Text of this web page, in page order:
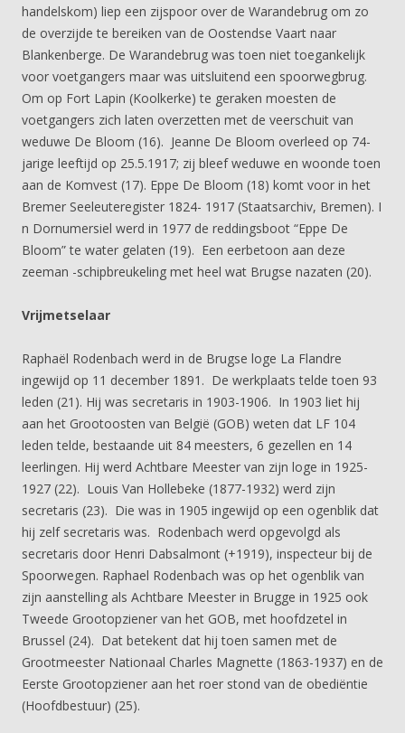
handelskom) liep een zijspoor over de Warandebrug om zo
de overzijde te bereiken van de Oostendse Vaart naar
Blankenberge. De Warandebrug was toen niet toegankelijk
voor voetgangers maar was uitsluitend een spoorwegbrug.
Om op Fort Lapin (Koolkerke) te geraken moesten de
voetgangers zich laten overzetten met de veerschuit van
weduwe De Bloom (16). Jeanne De Bloom overleed op 74-
jarige leeftijd op 25.5.1917; zij bleef weduwe en woonde toen
aan de Komvest (17). Eppe De Bloom (18) komt voor in het
Bremer Seeleuteregister 1824- 1917 (Staatsarchiv, Bremen). I
n Dornumersiel werd in 1977 de reddingsboot “Eppe De
Bloom” te water gelaten (19). Een eerbetoon aan deze
zeeman -schipbreukeling met heel wat Brugse nazaten (20).
Vrijmetselaar
Raphaël Rodenbach werd in de Brugse loge La Flandre
ingewijd op 11 december 1891. De werkplaats telde toen 93
leden (21). Hij was secretaris in 1903-1906. In 1903 liet hij
aan het Grootoosten van België (GOB) weten dat LF 104
leden telde, bestaande uit 84 meesters, 6 gezellen en 14
leerlingen. Hij werd Achtbare Meester van zijn loge in 1925-
1927 (22). Louis Van Hollebeke (1877-1932) werd zijn
secretaris (23). Die was in 1905 ingewijd op een ogenblik dat
hij zelf secretaris was. Rodenbach werd opgevolgd als
secretaris door Henri Dabsalmont (+1919), inspecteur bij de
Spoorwegen. Raphael Rodenbach was op het ogenblik van
zijn aanstelling als Achtbare Meester in Brugge in 1925 ook
Tweede Grootopziener van het GOB, met hoofdzetel in
Brussel (24). Dat betekent dat hij toen samen met de
Grootmeester Nationaal Charles Magnette (1863-1937) en de
Eerste Grootopziener aan het roer stond van de obediëntie
(Hoofdbestuur) (25).